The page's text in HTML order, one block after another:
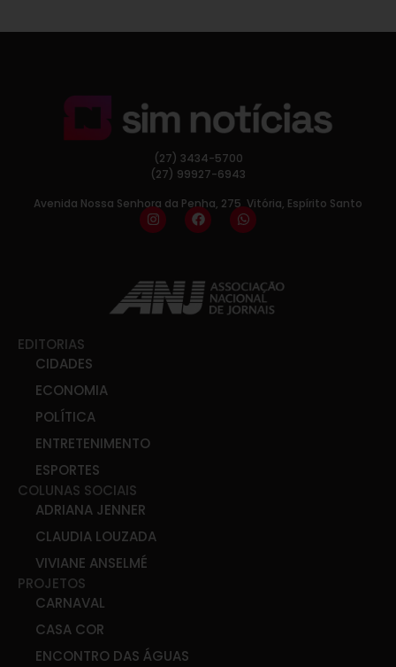
(27) 3434-5700
(27) 99927-6943
Avenida Nossa Senhora da Penha, 275, Vitória, Espírito Santo
EDITORIAS
CIDADES
ECONOMIA
POLÍTICA
ENTRETENIMENTO
ESPORTES
COLUNAS SOCIAIS
ADRIANA JENNER
CLAUDIA LOUZADA
VIVIANE ANSELMÉ
PROJETOS
CARNAVAL
CASA COR
ENCONTRO DAS ÁGUAS